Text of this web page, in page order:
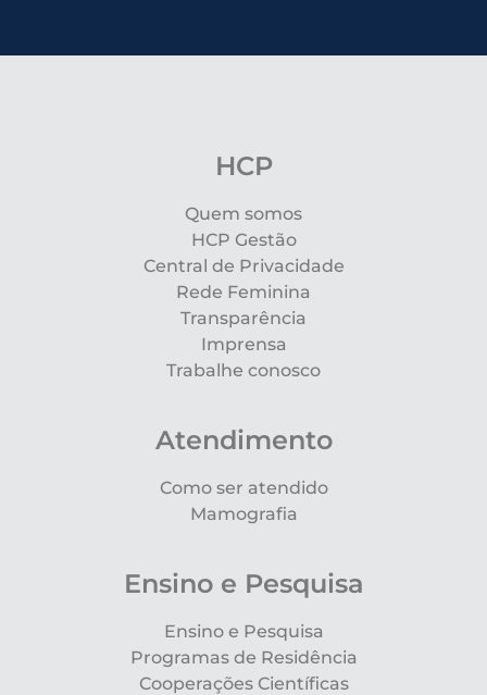
HCP
Quem somos
HCP Gestão
Central de Privacidade
Rede Feminina
Transparência
Imprensa
Trabalhe conosco
Atendimento
Como ser atendido
Mamografia
Ensino e Pesquisa
Ensino e Pesquisa
Programas de Residência
Cooperações Científicas